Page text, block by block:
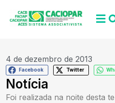
4 de dezembro de 2013
Facebook Twitter
Notícia
Foi realizada na noite desta